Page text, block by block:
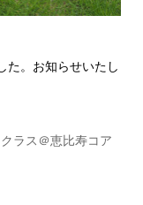
た。お知らせいたし
ラス＠恵比寿コア